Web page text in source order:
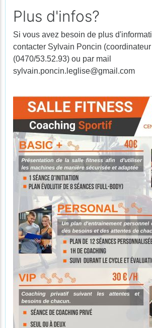
Plus d'infos?
Si vous avez besoin de plus
contacter Sylvain Poncin (coordinateur
(0470/53.52.93) ou par mail
sylvain.poncin.leglise@gmail.com